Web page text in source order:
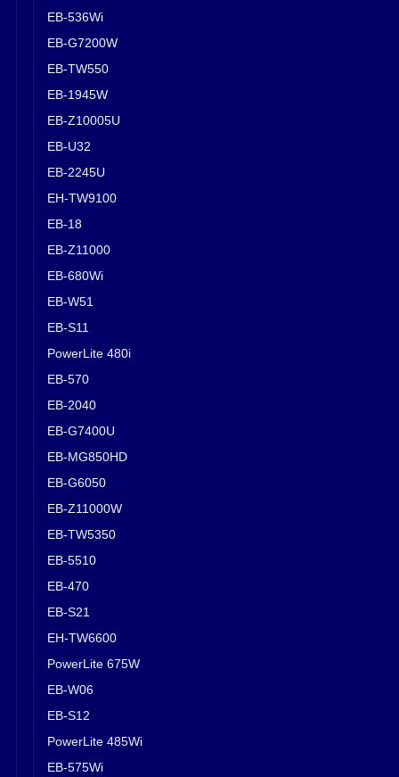
EB-536Wi
EB-G7200W
EB-TW550
EB-1945W
EB-Z10005U
EB-U32
EB-2245U
EH-TW9100
EB-18
EB-Z11000
EB-680Wi
EB-W51
EB-S11
PowerLite 480i
EB-570
EB-2040
EB-G7400U
EB-MG850HD
EB-G6050
EB-Z11000W
EB-TW5350
EB-5510
EB-470
EB-S21
EH-TW6600
PowerLite 675W
EB-W06
EB-S12
PowerLite 485Wi
EB-575Wi